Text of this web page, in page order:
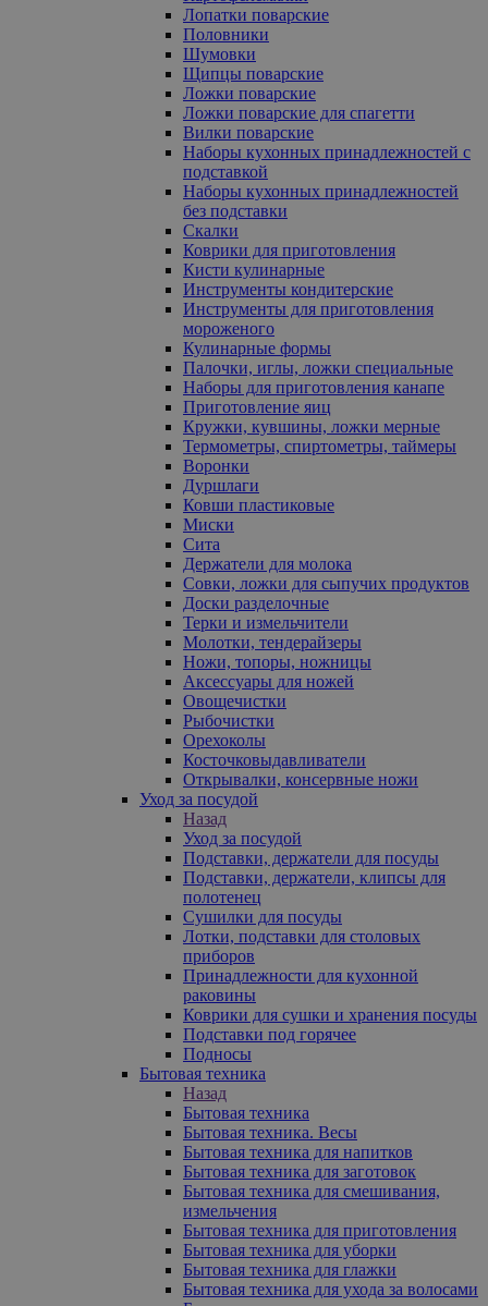
Лопатки поварские
Половники
Шумовки
Щипцы поварские
Ложки поварские
Ложки поварские для спагетти
Вилки поварские
Наборы кухонных принадлежностей с
подставкой
Наборы кухонных принадлежностей
без подставки
Скалки
Коврики для приготовления
Кисти кулинарные
Инструменты кондитерские
Инструменты для приготовления
мороженого
Кулинарные формы
Палочки, иглы, ложки специальные
Наборы для приготовления канапе
Приготовление яиц
Кружки, кувшины, ложки мерные
Термометры, спиртометры, таймеры
Воронки
Дуршлаги
Ковши пластиковые
Миски
Сита
Держатели для молока
Совки, ложки для сыпучих продуктов
Доски разделочные
Терки и измельчители
Молотки, тендерайзеры
Ножи, топоры, ножницы
Аксессуары для ножей
Овощечистки
Рыбочистки
Орехоколы
Косточковыдавливатели
Открывалки, консервные ножи
Уход за посудой
Назад
Уход за посудой
Подставки, держатели для посуды
Подставки, держатели, клипсы для
полотенец
Сушилки для посуды
Лотки, подставки для столовых
приборов
Принадлежности для кухонной
раковины
Коврики для сушки и хранения посуды
Подставки под горячее
Подносы
Бытовая техника
Назад
Бытовая техника
Бытовая техника. Весы
Бытовая техника для напитков
Бытовая техника для заготовок
Бытовая техника для смешивания,
измельчения
Бытовая техника для приготовления
Бытовая техника для уборки
Бытовая техника для глажки
Бытовая техника для ухода за волосами